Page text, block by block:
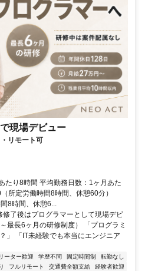
現場デビュー
リモート可
たり8時間 平均勤務日数：1ヶ月あた
所定労働時間8時間、休憩60分）
8時間、休憩6...
了後はプログラマーとして現場デビ
最長6ヶ月の研修制度） 「プログラミ
」 「IT未経験でも本当にエンジニア
ーター歓迎 学歴不問 固定時間制
転勤なし
フルリモート 交通費全額支給
経験者歓迎